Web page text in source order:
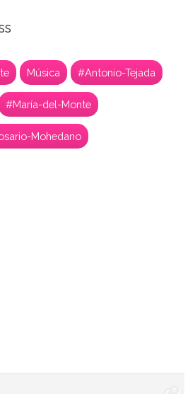
Música #Antonio-Tejada
#María-del-Monte
Mohedano